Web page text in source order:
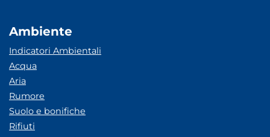
Ambiente
Indicatori Ambientali
Acqua
Aria
Rumore
Suolo e bonifiche
Rifiuti